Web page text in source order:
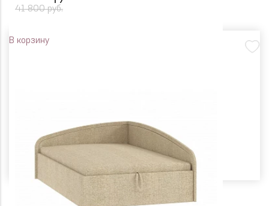
41 800 руб.
В корзину